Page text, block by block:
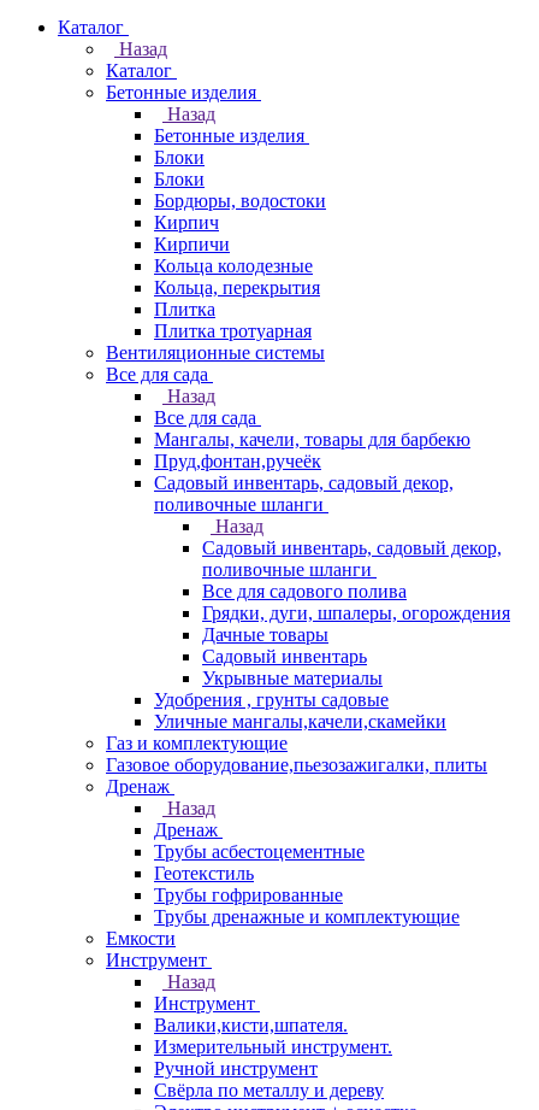
Каталог
Назад
Каталог
Бетонные изделия
Назад
Бетонные изделия
Блоки
Блоки
Бордюры, водостоки
Кирпич
Кирпичи
Кольца колодезные
Кольца, перекрытия
Плитка
Плитка тротуарная
Вентиляционные системы
Все для сада
Назад
Все для сада
Мангалы, качели, товары для барбекю
Пруд,фонтан,ручеёк
Садовый инвентарь, садовый декор,
поливочные шланги
Назад
Садовый инвентарь, садовый декор,
поливочные шланги
Все для садового полива
Грядки, дуги, шпалеры, огорождения
Дачные товары
Садовый инвентарь
Укрывные материалы
Удобрения , грунты садовые
Уличные мангалы,качели,скамейки
Газ и комплектующие
Газовое оборудование,пьезозажигалки, плиты
Дренаж
Назад
Дренаж
Трубы асбестоцементные
Геотекстиль
Трубы гофрированные
Трубы дренажные и комплектующие
Емкости
Инструмент
Назад
Инструмент
Валики,кисти,шпателя.
Измерительный инструмент.
Ручной инструмент
Свёрла по металлу и дереву